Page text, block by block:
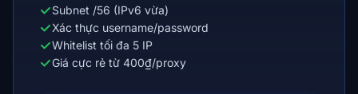
Subnet /56 (IPv6 vừa)
Xác thực username/password
Whitelist tối đa 5 IP
Giá cực rẻ từ 400₫/proxy